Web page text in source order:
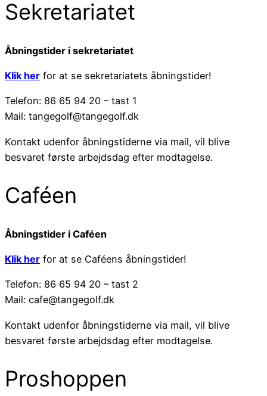
Sekretariatet
Åbningstider i sekretariatet
Klik her for at se sekretariatets åbningstider!
Telefon: 86 65 94 20 – tast 1
Mail: tangegolf@tangegolf.dk
Kontakt udenfor åbningstiderne via mail, vil blive
besvaret første arbejdsdag efter modtagelse.
Caféen
Åbningstider i Caféen
Klik her for at se Caféens åbningstider!
Telefon: 86 65 94 20 – tast 2
Mail: cafe@tangegolf.dk
Kontakt udenfor åbningstiderne via mail, vil blive
besvaret første arbejdsdag efter modtagelse.
Proshoppen